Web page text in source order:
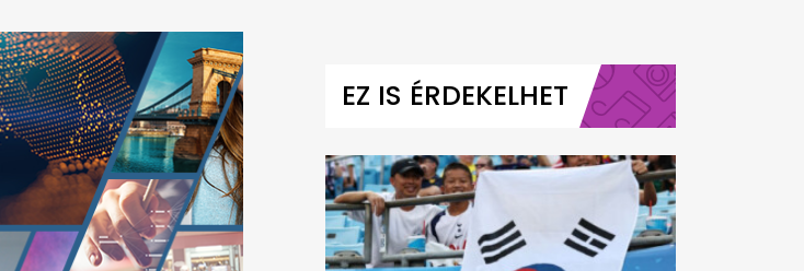
EZ IS ÉRDEKELHET